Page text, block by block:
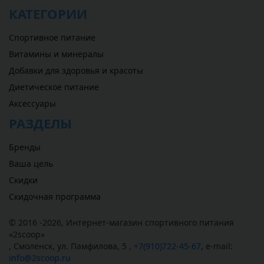
КАТЕГОРИИ
Спортивное питание
Витамины и минералы
Добавки для здоровья и красоты
Диетическое питание
Аксессуары
РАЗДЕЛЫ
Бренды
Ваша цель
Скидки
Скидочная программа
© 2016 -2026, Интернет-магазин спортивного питания
«2scoop»
, Смоленск, ул. Памфилова, 5 , +7(910)722-45-67, e-mail:
info@2scoop.ru